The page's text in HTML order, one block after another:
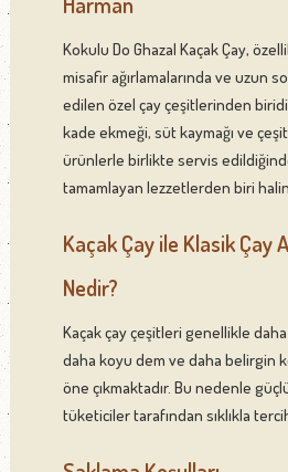
Kokulu Do Ghazal Kaçak Çay,
misafir ağırlamalarında ve uzun
edilen özel çay çeşitlerinden
kade ekmeği, süt kaymağı ve
ürünlerle birlikte servis
tamamlayan lezzetlerden biri
Kaçak Çay ile Klasik Çay
Nedir?
Kaçak çay çeşitleri genellikle
daha koyu dem ve daha belirgin
öne çıkmaktadır. Bu nedenle
tüketiciler tarafından sıklıkla